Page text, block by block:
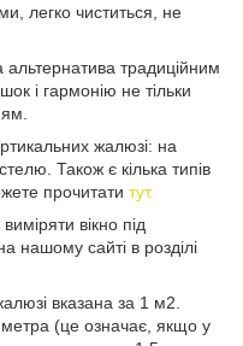
легко чиститься, не
традиційним
і гармонію не тільки
жалюзі: на
Також є кілька типів
прочитати тут.
вікно під
нашому сайті в розділі
вказана за 1 м2.
(це означає, якщо у